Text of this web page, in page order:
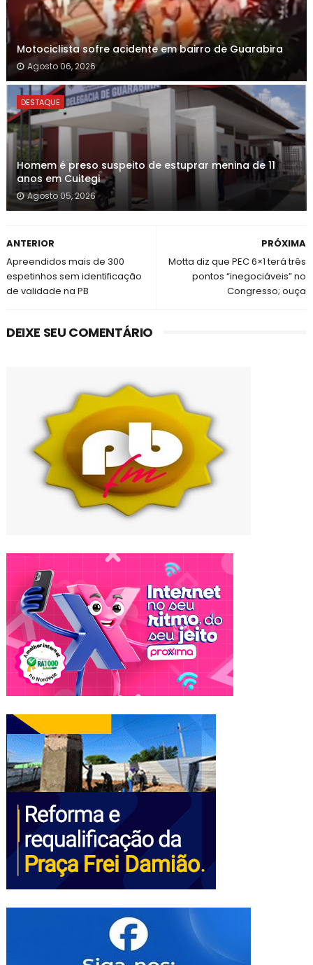
Motociclista sofre acidente em bairro de Guarabira
Agosto 06, 2026
DESTAQUE
Homem é preso suspeito de estuprar menina de 11
anos em Cuitegi
Agosto 05, 2026
PRÓXIMA
Motta diz que PEC 6×1 terá três
pontos “inegociáveis” no
Congresso; ouça
ANTERIOR
Apreendidos mais de 300
espetinhos sem identificação
de validade na PB
DEIXE SEU COMENTÁRIO